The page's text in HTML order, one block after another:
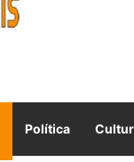
Política